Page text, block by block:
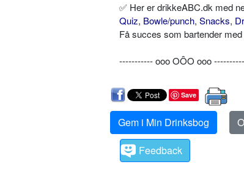
✅ Her er drikkeABC.dk med
Quiz, Bowle/punch, Snacks,
Få succes som bartender
----------- ooo OÔO ooo
Save
Gem i Min Drinksbog
Feedback